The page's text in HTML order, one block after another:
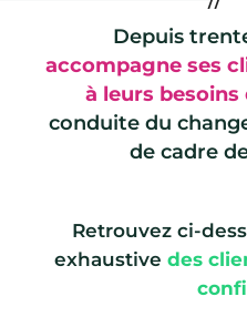
Depuis
accompagne ses
à leurs
conduite du
de cadre
Retrouvez ci-
exhaustive des